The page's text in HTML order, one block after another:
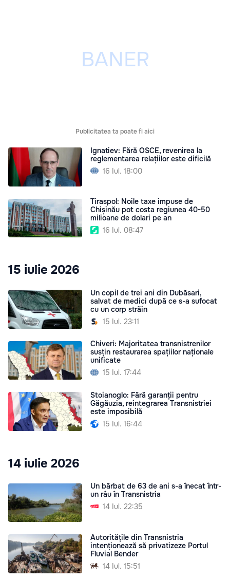
Publicitatea ta poate fi aici
Ignatiev: Fără OSCE, revenirea la
reglementarea relațiilor este dificilă
16 Iul. 18:00
Tiraspol: Noile taxe impuse de
Chișinău pot costa regiunea 40-50
milioane de dolari pe an
16 Iul. 08:47
15 iulie 2026
Un copil de trei ani din Dubăsari,
salvat de medici după ce s-a sufocat
cu un corp străin
15 Iul. 23:11
Chiveri: Majoritatea transnistrenilor
susțin restaurarea spațiilor naționale
unificate
15 Iul. 17:44
Stoianoglo: Fără garanții pentru
Găgăuzia, reintegrarea Transnistriei
este imposibilă
15 Iul. 16:44
14 iulie 2026
Un bărbat de 63 de ani s-a înecat într-
un râu în Transnistria
14 Iul. 22:35
Autoritățile din Transnistria
intenționează să privatizeze Portul
Fluvial Bender
14 Iul. 15:51